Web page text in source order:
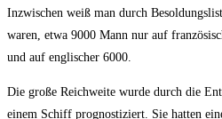
Inzwischen weiß man durch
waren, etwa 9000 Mann nur auf
und auf englischer 6000.
Die große Reichweite wurde durch die
einem Schiff prognostiziert. Sie hatten